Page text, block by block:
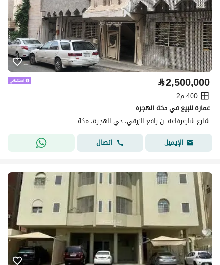
⃁2,500,000
400 م2
عمارة للبيع في مكة الهجرة
شارع شارعرفاعه بن رافع الزرقي، حي الهجرة، مكة
الإيميل
اتصال